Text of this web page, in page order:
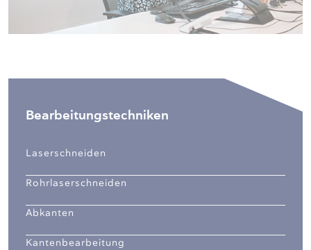
Bearbeitungstechniken
Laserschneiden
Rohrlaserschneiden
Abkanten
Kantenbearbeitung